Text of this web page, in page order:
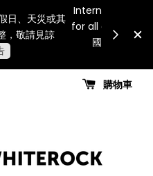
如遇假日、天災或其
能調整，敬請見諒
新公告
for all
國
購物車